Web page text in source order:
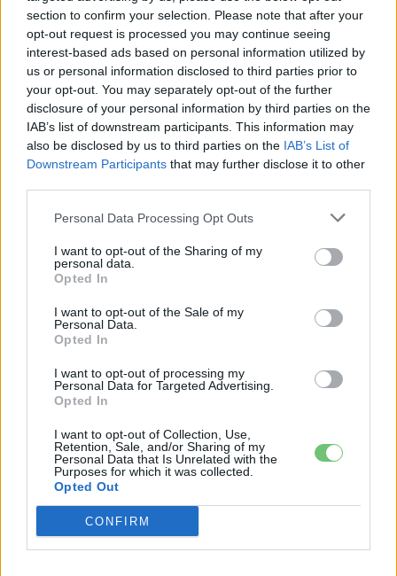
section to confirm your selection. Please note that after your
opt-out request is processed you may continue seeing
interest-based ads based on personal information utilized by
us or personal information disclosed to third parties prior to
your opt-out. You may separately opt-out of the further
disclosure of your personal information by third parties on the
IAB’s list of downstream participants. This information may
also be disclosed by us to third parties on the IAB’s List of
Downstream Participants that may further disclose it to other
Personal Data Processing Opt Outs
I want to opt-out of the Sharing of my
personal data.
Opted In
I want to opt-out of the Sale of my
Personal Data.
Opted In
I want to opt-out of processing my
Personal Data for Targeted Advertising.
Opted In
I want to opt-out of Collection, Use,
Retention, Sale, and/or Sharing of my
Personal Data that Is Unrelated with the
Purposes for which it was collected.
Opted Out
CONFIRM
Eriqo
Főállásban Informatikus kocka, de lelkében elkötelezett gamer,
KAPCSOLÓDÓ CIKKEK TÖBB A SZERZŐTŐL
Akkumulátor
2027-es szilárdtest-akkumulátor-
áttörésre
Elektromos
autó
Hivatalos papírokban bukkant fel a
Smart #2 – kiderült az ár és a
végsebesség is